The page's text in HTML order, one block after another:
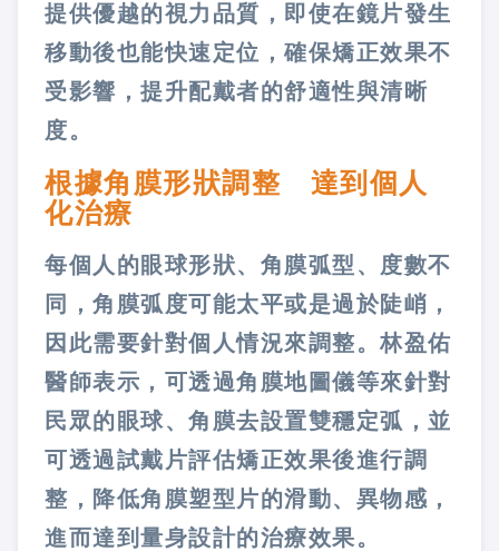
提供優越的視力品質，即使在鏡片發生
移動後也能快速定位，確保矯正效果不
受影響，提升配戴者的舒適性與清晰
度。
根據角膜形狀調整 達到個人
化治療
每個人的眼球形狀、角膜弧型、度數不
同，角膜弧度可能太平或是過於陡峭，
因此需要針對個人情況來調整。林盈佑
醫師表示，可透過角膜地圖儀等來針對
民眾的眼球、角膜去設置雙穩定弧，並
可透過試戴片評估矯正效果後進行調
整，降低角膜塑型片的滑動、異物感，
進而達到量身設計的治療效果。